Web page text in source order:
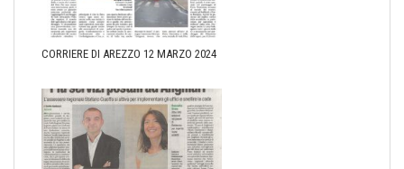
CORRIERE DI AREZZO 12 MARZO 2024